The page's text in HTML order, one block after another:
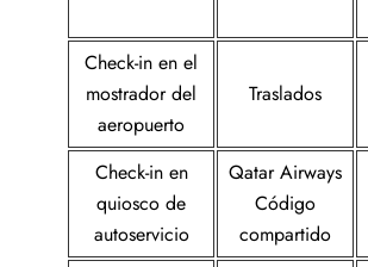
Check-in en el
mostrador del
aeropuerto
Traslados
Check-in en
quiosco de
autoservicio
Qatar Airways
Código
compartido